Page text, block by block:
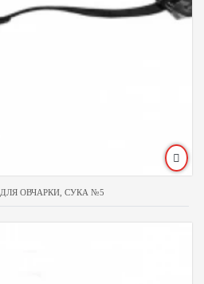
ОВЧАРКИ, СУКА №5